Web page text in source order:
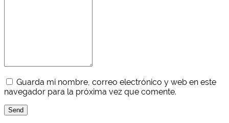
Guarda mi nombre, correo electrónico y web en este
navegador para la próxima vez que comente.
Send